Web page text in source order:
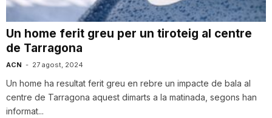
u
a
Un home ferit greu per un tiroteig al centre
de Tarragona
ACN - 27 agost, 2024
Un home ha resultat ferit greu en rebre un impacte de bala al
centre de Tarragona aquest dimarts a la matinada, segons han
informat...